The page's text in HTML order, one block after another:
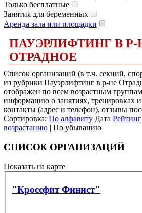
Только бесплатные
Занятия для беременных
Аренда зала или площадки
ПАУЭРЛИФТИНГ В Р-
ОТРАДНОЕ
Список организаций (в т.ч. секций,
из рубрики Пауэрлифтинг в р-не
отображен по всем возрастным
информацию о занятиях, тренировках
контакты (адрес и телефон), отзывы
Сортировка: По алфавиту Дата Рейтинг
возрастанию | По убыванию
СПИСОК ОРГАНИЗАЦИЙ
Показать на карте
"Кроссфит Финист"